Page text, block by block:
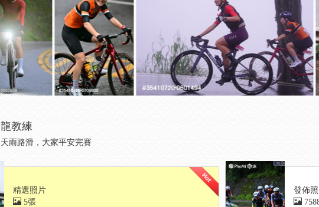
龍教練
天雨路滑，大家平安完賽
精選照片
5張
發佈